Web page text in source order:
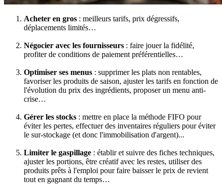
Acheter en gros : meilleurs tarifs, prix dégressifs,
déplacements limités…
Négocier avec les fournisseurs : faire jouer la fidélité,
profiter de conditions de paiement préférentielles…
Optimiser ses menus : supprimer les plats non rentables,
favoriser les produits de saison, ajuster les tarifs en fonction de
l'évolution du prix des ingrédients, proposer un menu anti-
crise…
Gérer les stocks : mettre en place la méthode FIFO pour
éviter les pertes, effectuer des inventaires réguliers pour éviter
le sur-stockage (et donc l'immobilisation d'argent)...
Limiter le gaspillage : établir et suivre des fiches techniques,
ajuster les portions, être créatif avec les restes, utiliser des
produits prêts à l'emploi pour faire baisser le prix de revient
tout en gagnant du temps…